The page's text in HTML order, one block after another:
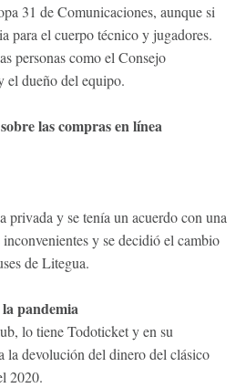
31 de Comunicaciones, aunque si
para el cuerpo técnico y jugadores.
personas como el Consejo
dueño del equipo.
las compras en línea
privada y se tenía un acuerdo con una
y se decidió el cambio
de Litegua.
pandemia
lo tiene Todoticket y en su
la devolución del dinero del clásico
2020.